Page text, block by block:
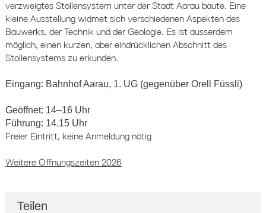
verzweigtes Stollensystem unter der Stadt Aarau baute. Eine
kleine Ausstellung widmet sich verschiedenen Aspekten des
Bauwerks, der Technik und der Geologie. Es ist ausserdem
möglich, einen kurzen, aber eindrücklichen Abschnitt des
Stollensystems zu erkunden.
Eingang: Bahnhof Aarau, 1. UG (gegenüber Orell Füssli)
Geöffnet: 14–16 Uhr
Führung: 14.15 Uhr
Freier Eintritt, keine Anmeldung nötig
Weitere Öffnungszeiten 2026
Teilen